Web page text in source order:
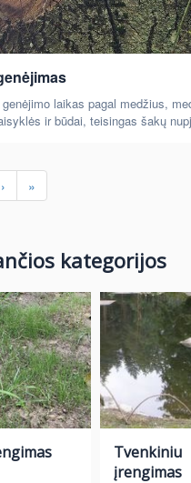
laikas pagal medžius,
ir būdai, teisingas šakų
› »
kategorijos
Tvenkiniu
įrengimas